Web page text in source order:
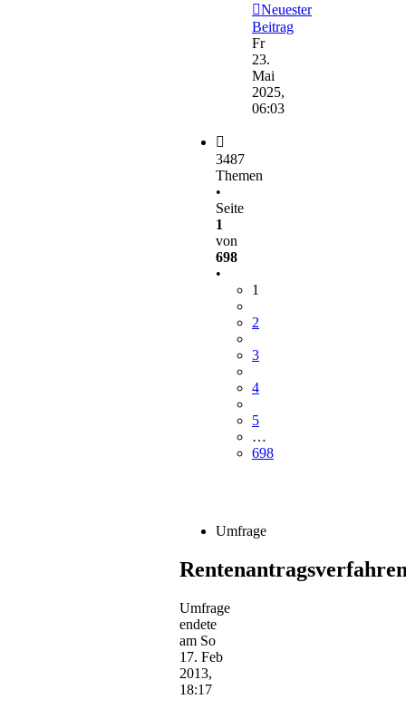
Neuester
Beitrag
Fr
23.
Mai
2025,
06:03
3487
Themen
•
Seite
1
von
698
•
1
2
3
4
5
…
698
Umfrage
Umfrage
endete
am So
17. Feb
2013,
18:17